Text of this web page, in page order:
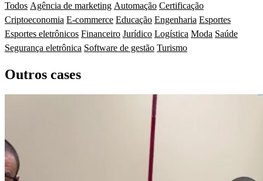
Todos Agência de marketing Automação Certificação
Criptoeconomia E-commerce Educação Engenharia Esportes
Esportes eletrônicos Financeiro Jurídico Logística Moda Saúde
Segurança eletrônica Software de gestão Turismo
Outros cases